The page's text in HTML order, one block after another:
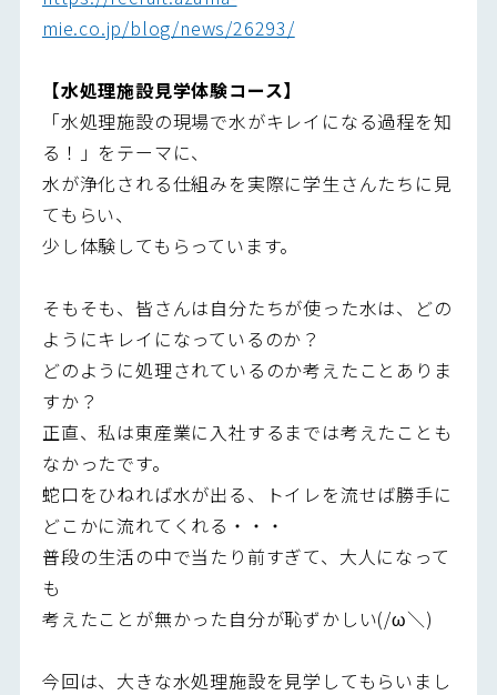
mie.co.jp/blog/news/26293/
【水処理施設見学体験コース】
「水処理施設の現場で水がキレイになる過程を知
る！」をテーマに、
水が浄化される仕組みを実際に学生さんたちに見
てもらい、
少し体験してもらっています。
そもそも、皆さんは自分たちが使った水は、どの
ようにキレイになっているのか？
どのように処理されているのか考えたことありま
すか？
正直、私は東産業に入社するまでは考えたことも
なかったです。
蛇口をひねれば水が出る、トイレを流せば勝手に
どこかに流れてくれる・・・
普段の生活の中で当たり前すぎて、大人になって
も
考えたことが無かった自分が恥ずかしい(/ω＼)
今回は、大きな水処理施設を見学してもらいまし